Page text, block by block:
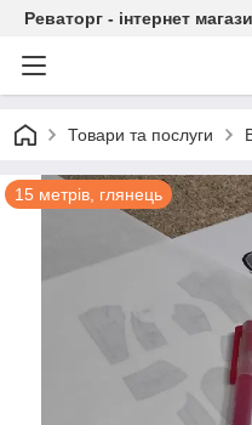
Реваторг - інтернет
Товари та послуги
15 метрів, глянець